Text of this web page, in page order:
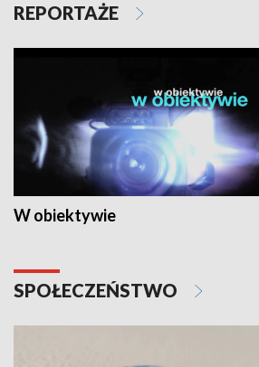
REPORTAŻE
W obiektywie
SPOŁECZEŃSTWO